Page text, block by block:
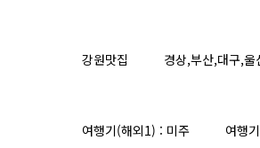
강원맛집 경상,부산,대구,울
여행기(해외1) : 미주 여행